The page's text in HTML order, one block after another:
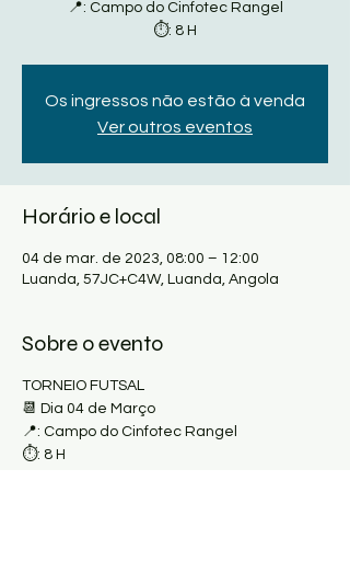
📍: Campo do Cinfotec Rangel
⏱: 8 H
Os ingressos não estão à venda
Ver outros eventos
Horário e local
04 de mar. de 2023, 08:00 – 12:00
Luanda, 57JC+C4W, Luanda, Angola
Sobre o evento
TORNEIO FUTSAL
📆 Dia 04 de Março
📍: Campo do Cinfotec Rangel
⏱: 8 H